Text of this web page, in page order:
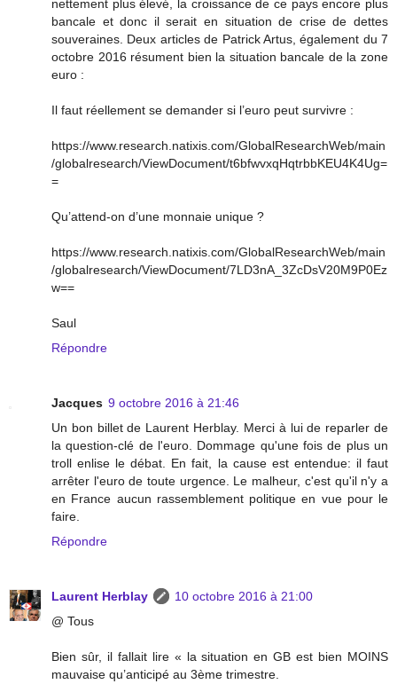
nettement plus élevé, la croissance de ce pays encore plus
bancale et donc il serait en situation de crise de dettes
souveraines. Deux articles de Patrick Artus, également du 7
octobre 2016 résument bien la situation bancale de la zone
euro :
Il faut réellement se demander si l’euro peut survivre :
https://www.research.natixis.com/GlobalResearchWeb/main
/globalresearch/ViewDocument/t6bfwvxqHqtrbbKEU4K4Ug=
=
Qu’attend-on d’une monnaie unique ?
https://www.research.natixis.com/GlobalResearchWeb/main
/globalresearch/ViewDocument/7LD3nA_3ZcDsV20M9P0Ez
w==
Saul
Répondre
Jacques 9 octobre 2016 à 21:46
Un bon billet de Laurent Herblay. Merci à lui de reparler de
la question-clé de l'euro. Dommage qu'une fois de plus un
troll enlise le débat. En fait, la cause est entendue: il faut
arrêter l'euro de toute urgence. Le malheur, c'est qu'il n'y a
en France aucun rassemblement politique en vue pour le
faire.
Répondre
Laurent Herblay
10 octobre 2016 à 21:00
@ Tous
Bien sûr, il fallait lire « la situation en GB est bien MOINS
mauvaise qu’anticipé au 3ème trimestre.